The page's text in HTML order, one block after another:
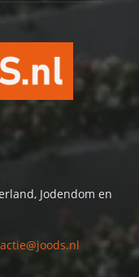
Jodendom en